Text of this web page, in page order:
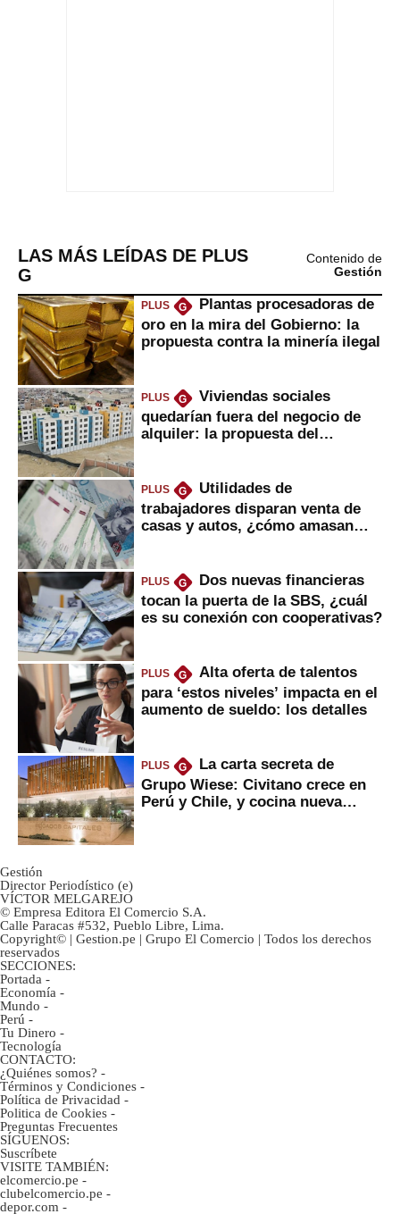
LAS MÁS LEÍDAS DE PLUS
G
Contenido de
Gestión
PLUS G
Plantas procesadoras de
oro en la mira del Gobierno: la
propuesta contra la minería ilegal
PLUS G
Viviendas sociales
quedarían fuera del negocio de
alquiler: la propuesta del
PLUS G
Utilidades de
trabajadores disparan venta de
casas y autos, ¿cómo amasan
PLUS G
Dos nuevas financieras
tocan la puerta de la SBS, ¿cuál
es su conexión con cooperativas?
PLUS G
Alta oferta de talentos
para ‘estos niveles’ impacta en el
aumento de sueldo: los detalles
PLUS G
La carta secreta de
Grupo Wiese: Civitano crece en
Perú y Chile, y cocina nueva
Gestión
Director Periodístico (e)
VÍCTOR MELGAREJO
© Empresa Editora El Comercio S.A.
Calle Paracas #532, Pueblo Libre, Lima.
Copyright© | Gestion.pe | Grupo El Comercio | Todos los derechos
reservados
SECCIONES:
Portada -
Economía -
Mundo -
Perú -
Tu Dinero -
Tecnología
CONTACTO:
¿Quiénes somos? -
Términos y Condiciones -
Política de Privacidad -
Politica de Cookies -
Preguntas Frecuentes
SÍGUENOS:
Suscríbete
VISITE TAMBIÉN:
elcomercio.pe -
clubelcomercio.pe -
depor.com -